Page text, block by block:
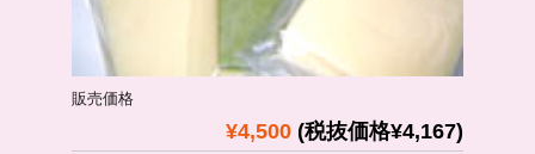
販売価格
¥4,500 (税抜価格¥4,167)